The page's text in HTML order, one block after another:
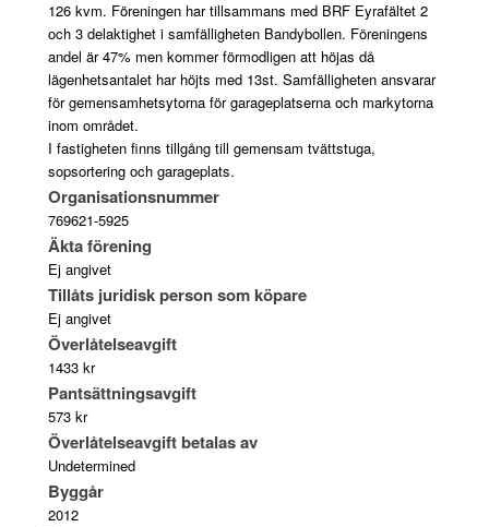
126 kvm. Föreningen har tillsammans med BRF Eyrafältet 2
och 3 delaktighet i samfälligheten Bandybollen. Föreningens
andel är 47% men kommer förmodligen att höjas då
lägenhetsantalet har höjts med 13st. Samfälligheten ansvarar
för gemensamhetsytorna för garageplatserna och markytorna
inom området.
I fastigheten finns tillgång till gemensam tvättstuga,
sopsortering och garageplats.
Organisationsnummer
769621-5925
Äkta förening
Ej angivet
Tillåts juridisk person som köpare
Ej angivet
Överlåtelseavgift
1433 kr
Pantsättningsavgift
573 kr
Överlåtelseavgift betalas av
Undetermined
Byggår
2012